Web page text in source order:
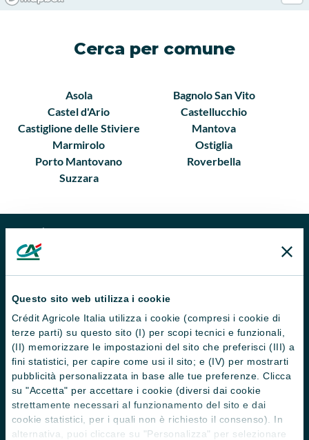
Questo sito web utilizza i cookie
Crédit Agricole Italia utilizza i cookie (compresi i cookie di
terze parti) su questo sito (I) per scopi tecnici e funzionali,
(II) memorizzare le impostazioni del sito che preferisci (III) a
fini statistici, per capire come usi il sito; e (IV) per mostrarti
pubblicità personalizzata in base alle tue preferenze. Clicca
su "Accetta" per accettare i cookie (diversi dai cookie
strettamente necessari al funzionamento del sito e dai
cookie statistici, per i quali non è richiesto il consenso). In
alternativa, puoi cliccare su "Personalizza" per selezionare
Cerca per comune
Asola
Bagnolo San Vito
Castel d'Ario
Castellucchio
Castiglione delle Stiviere
Mantova
Marmirolo
Ostiglia
Porto Mantovano
Roverbella
Suzzara
Trova filiali
Contattaci